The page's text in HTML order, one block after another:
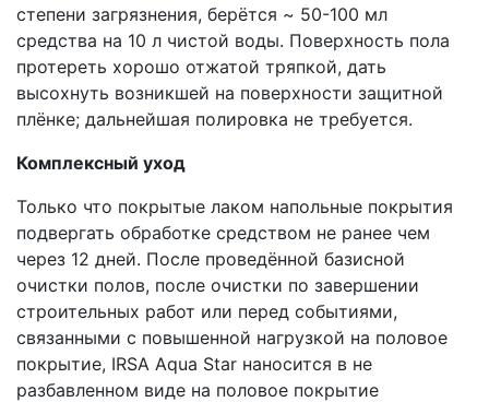
степени загрязнения, берётся ~ 50-100 мл
средства на 10 л чистой воды. Поверхность пола
протереть хорошо отжатой тряпкой, дать
высохнуть возникшей на поверхности защитной
плёнке; дальнейшая полировка не требуется.
Комплексный уход
Только что покрытые лаком напольные покрытия
подвергать обработке средством не ранее чем
через 12 дней. После проведённой базисной
очистки полов, после очистки по завершении
строительных работ или перед событиями,
связанными с повышенной нагрузкой на половое
покрытие, IRSA Aqua Star наносится в не
разбавленном виде на половое покрытие